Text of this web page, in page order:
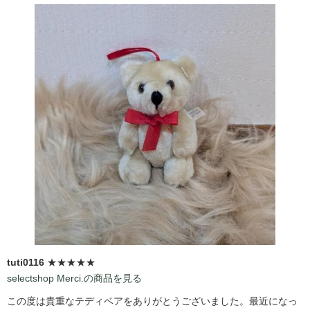
tuti0116 ★★★★★
selectshop Merci.の商品を見る
この度は貴重なテディベアをありがとうございました。最近になっ